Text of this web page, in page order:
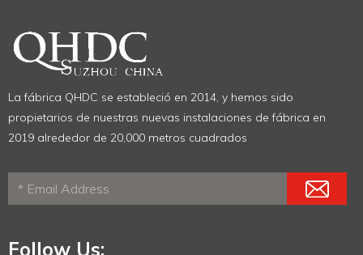
La fábrica QHDC se estableció en 2014, y hemos sido
propietarios de nuestras nuevas instalaciones de fábrica en
2019 alrededor de 20,000 metros cuadrados
Follow Us: